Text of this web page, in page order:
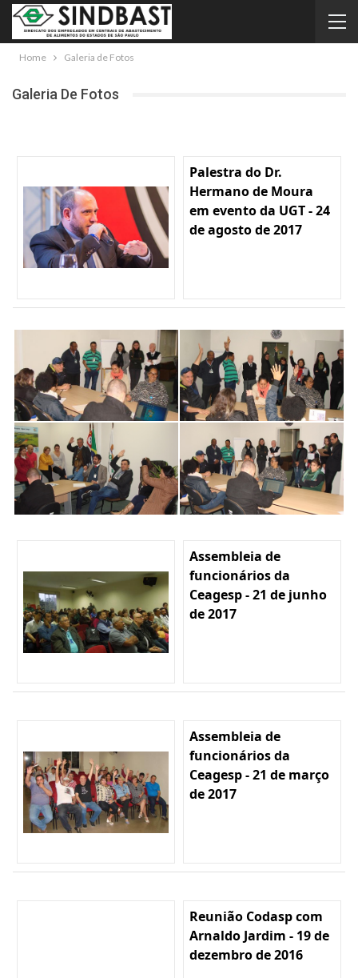
Home Galeria de Fotos
Galeria De Fotos
Palestra do Dr.
Hermano de Moura
em evento da UGT - 24
de agosto de 2017
Assembleia de
funcionários da
Ceagesp - 21 de junho
de 2017
Assembleia de
funcionários da
Ceagesp - 21 de março
de 2017
Reunião Codasp com
Arnaldo Jardim - 19 de
dezembro de 2016